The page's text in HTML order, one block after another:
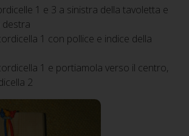
1 e 3 a sinistra della tavoletta e
destra
1 con pollice e indice della
1 e portiamola verso il centro,
2